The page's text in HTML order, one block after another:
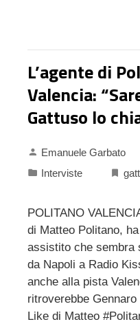
L’agente di
Valencia:
Gattuso lo
Emanuele Garbato
Interviste
POLITANO
di Matteo Politano,
assistito che sembra
da Napoli a Radio
anche alla pista
ritroverebbe
Like di Matteo